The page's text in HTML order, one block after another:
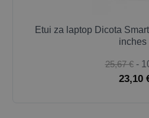
Etui za laptop Dicota
inches
25,67 € -
23,10